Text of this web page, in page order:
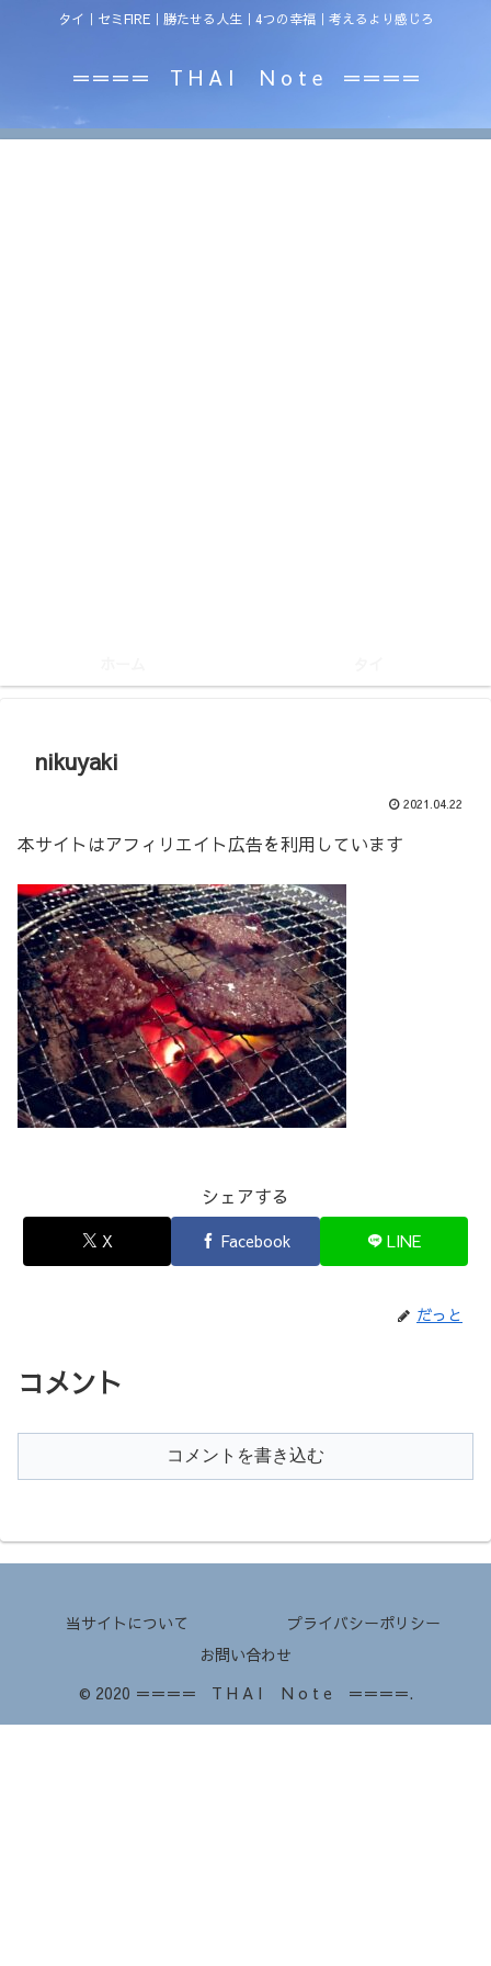
タイ｜セミFIRE｜勝たせる人生｜4つの幸福｜考えるより感じろ
＝＝＝＝ T H A I N o t e ＝＝＝＝
nikuyaki
2021.04.22
本サイトはアフィリエイト広告を利用しています
シェアする
X Facebook LINE
だっと
コメント
コメントを書き込む
当サイトについて
プライバシーポリシー
お問い合わせ
© 2020 ＝＝＝＝ T H A I N o t e ＝＝＝＝.